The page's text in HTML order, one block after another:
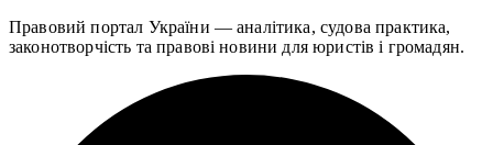
Правовий портал України — аналітика, судова практика,
законотворчість та правові новини для юристів і громадян.